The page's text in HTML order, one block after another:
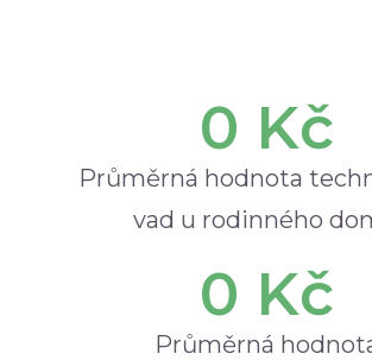
0 Kč
Průměrná hodnota
vad u rodinného
0 Kč
Průměrná